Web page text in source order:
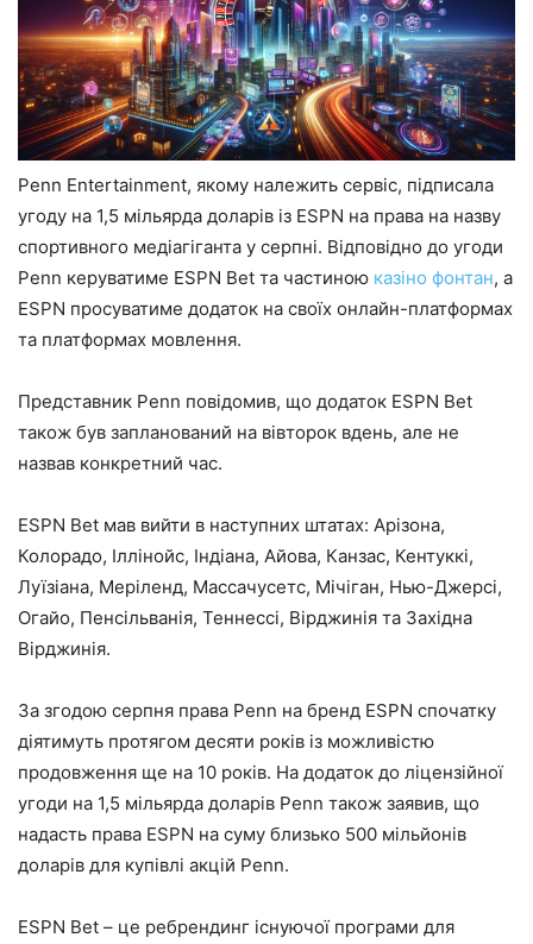
Penn Entertainment, якому належить сервіс, підписала
угоду на 1,5 мільярда доларів із ESPN на права на назву
спортивного медіагіганта у серпні. Відповідно до угоди
Penn керуватиме ESPN Bet та частиною казіно фонтан, а
ESPN просуватиме додаток на своїх онлайн-платформах
та платформах мовлення.
Представник Penn повідомив, що додаток ESPN Bet
також був запланований на вівторок вдень, але не
назвав конкретний час.
ESPN Bet мав вийти в наступних штатах: Арізона,
Колорадо, Іллінойс, Індіана, Айова, Канзас, Кентуккі,
Луїзіана, Меріленд, Массачусетс, Мічіган, Нью-Джерсі,
Огайо, Пенсільванія, Теннессі, Вірджинія та Західна
Вірджинія.
За згодою серпня права Penn на бренд ESPN спочатку
діятимуть протягом десяти років із можливістю
продовження ще на 10 років. На додаток до ліцензійної
угоди на 1,5 мільярда доларів Penn також заявив, що
надасть права ESPN на суму близько 500 мільйонів
доларів для купівлі акцій Penn.
ESPN Bet – це ребрендинг існуючої програми для